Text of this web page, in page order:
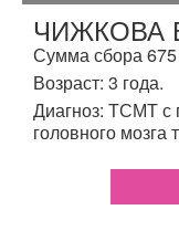
ЧИЖКОВА
Сумма сбора 675
Возраст: 3 года.
Диагноз: ТСМТ
головного мозга